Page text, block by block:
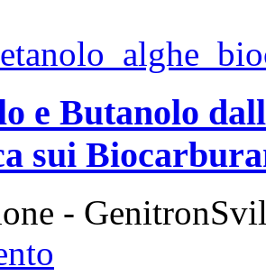
e Butanolo
sui
-